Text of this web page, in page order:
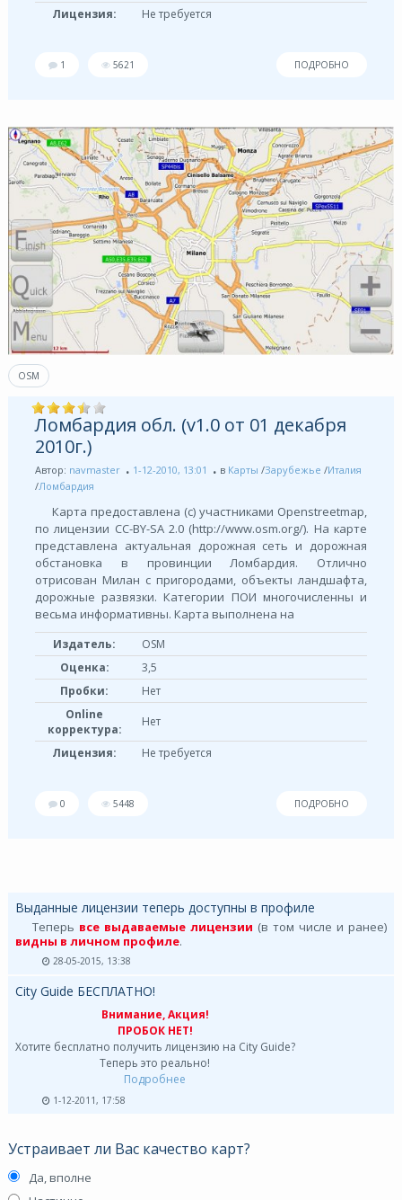
Лицензия: Не требуется
1 5621 ПОДРОБНО
OSM
Ломбардия обл. (v1.0 от 01 декабря
2010г.)
Автор: navmaster 1-12-2010, 13:01 в Карты /Зарубежье /Италия
/Ломбардия
Карта предоставлена (с) участниками Openstreetmap,
по лицензии СС-BY-SA 2.0 (http://www.osm.org/). На карте
представлена актуальная дорожная сеть и дорожная
обстановка в провинции Ломбардия. Отлично
отрисован Милан с пригородами, объекты ландшафта,
дорожные развязки. Категории ПОИ многочисленны и
весьма информативны. Карта выполнена на
Издатель:
OSM
Оценка:
3,5
Пробки:
Нет
Online
корректура:
Нет
Лицензия: Не требуется
0 5448 ПОДРОБНО
Выданные лицензии теперь доступны в профиле
Теперь все выдаваемые лицензии (в том числе и ранее)
видны в личном профиле.
28-05-2015, 13:38
City Guide БЕСПЛАТНО!
Внимание, Акция!
ПРОБОК НЕТ!
Хотите бесплатно получить лицензию на City Guide?
Теперь это реально!
Подробнее
1-12-2011, 17:58
Устраивает ли Вас качество карт?
Да, вполне